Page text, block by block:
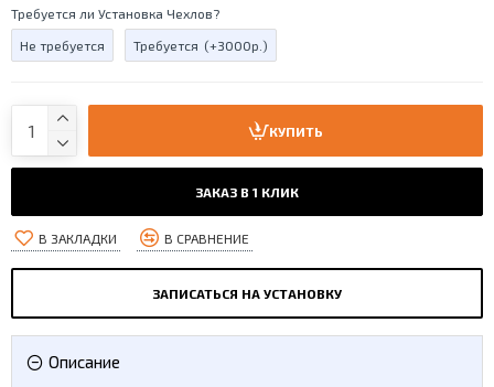
Требуется ли Установка Чехлов?
Не требуется Требуется (+3000р.)
КУПИТЬ
ЗАКАЗ В 1 КЛИК
В ЗАКЛАДКИ В СРАВНЕНИЕ
ЗАПИСАТЬСЯ НА УСТАНОВКУ
Описание